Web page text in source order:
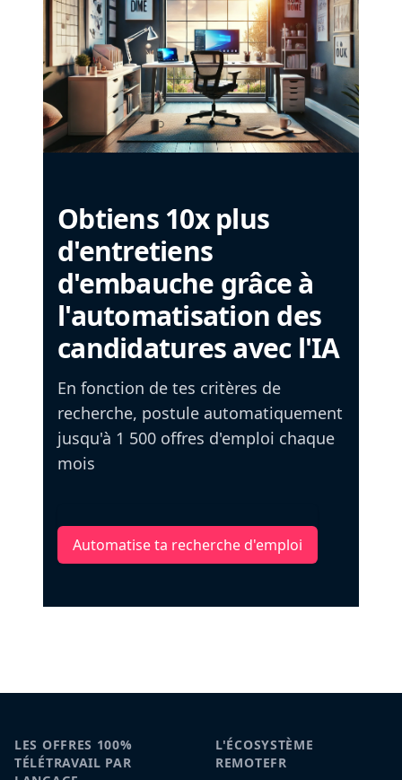
Obtiens 10x plus
d'entretiens
d'embauche grâce à
l'automatisation des
candidatures avec l'IA
En fonction de tes critères de
recherche, postule automatiquement
jusqu'à 1 500 offres d'emploi chaque
mois
Automatise ta recherche d'emploi
LES OFFRES 100%
TÉLÉTRAVAIL PAR
L'ÉCOSYSTÈME
REMOTEFR